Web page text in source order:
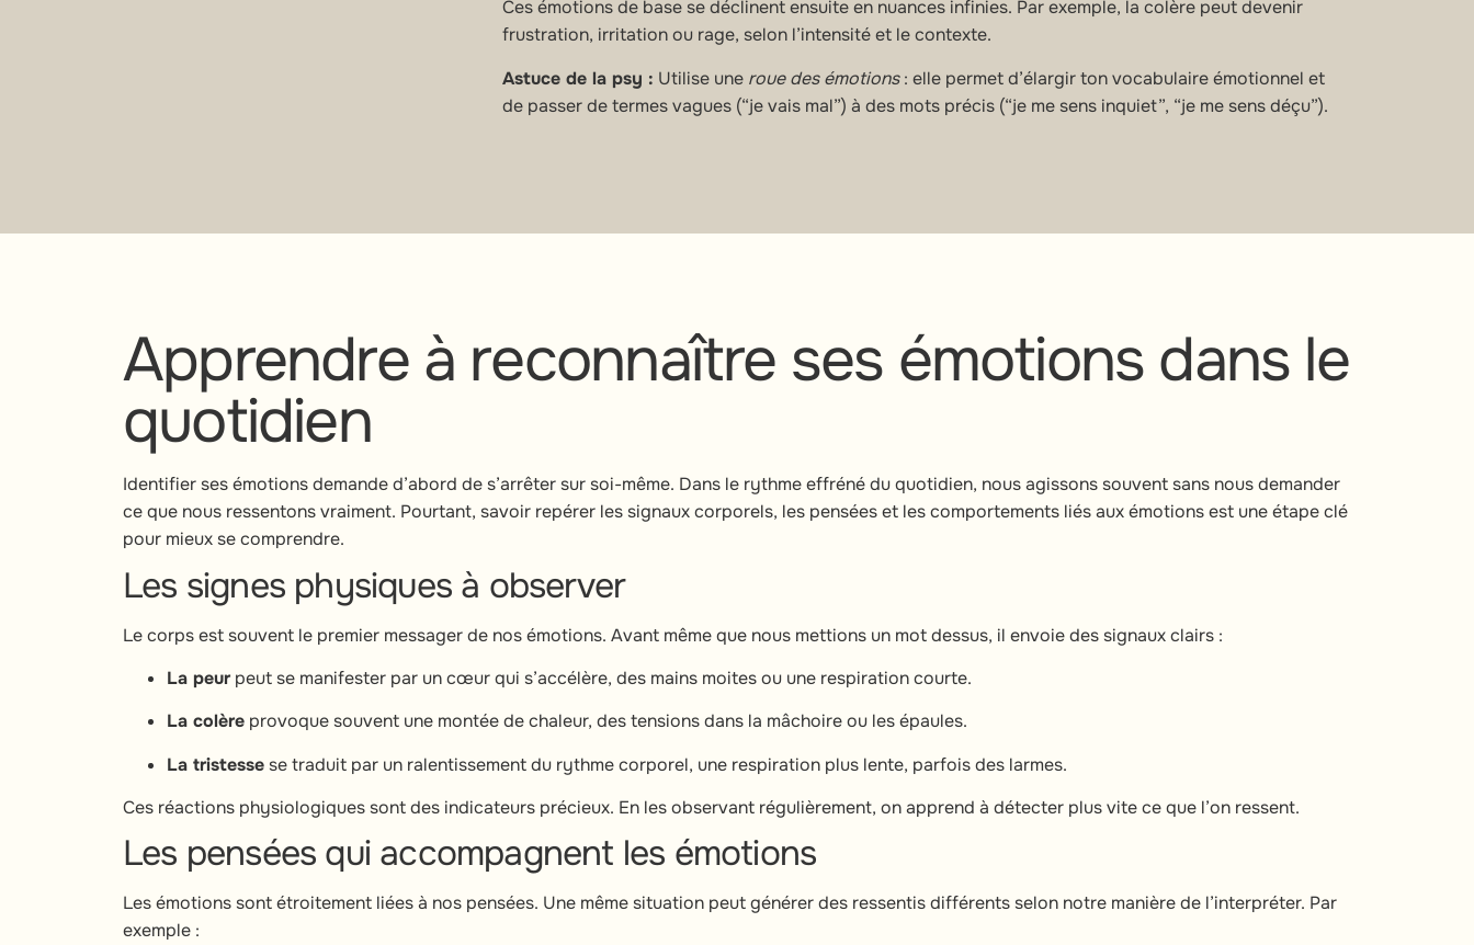
Ces émotions de base se déclinent ensuite en nuances infinies. Par exemple, la colère peut devenir
frustration, irritation ou rage, selon l’intensité et le contexte.
Astuce de la psy : Utilise une roue des émotions: elle permet d’élargir ton vocabulaire émotionnel et
de passer de termes vagues (“je vais mal”) à des mots précis (“je me sens inquiet”, “je me sens déçu”).
Apprendre à reconnaître ses émotions dans le
quotidien
Identifier ses émotions demande d’abord de s’arrêter sur soi-même. Dans le rythme effréné du quotidien, nous agissons souvent sans nous demander
ce que nous ressentons vraiment. Pourtant, savoir repérer les signaux corporels, les pensées et les comportements liés aux émotions est une étape clé
pour mieux se comprendre.
Les signes physiques à observer
Le corps est souvent le premier messager de nos émotions. Avant même que nous mettions un mot dessus, il envoie des signaux clairs :
La peur peut se manifester par un cœur qui s’accélère, des mains moites ou une respiration courte.
La colère provoque souvent une montée de chaleur, des tensions dans la mâchoire ou les épaules.
La tristesse se traduit par un ralentissement du rythme corporel, une respiration plus lente, parfois des larmes.
Ces réactions physiologiques sont des indicateurs précieux. En les observant régulièrement, on apprend à détecter plus vite ce que l’on ressent.
Les pensées qui accompagnent les émotions
Les émotions sont étroitement liées à nos pensées. Une même situation peut générer des ressentis différents selon notre manière de l’interpréter. Par
exemple :